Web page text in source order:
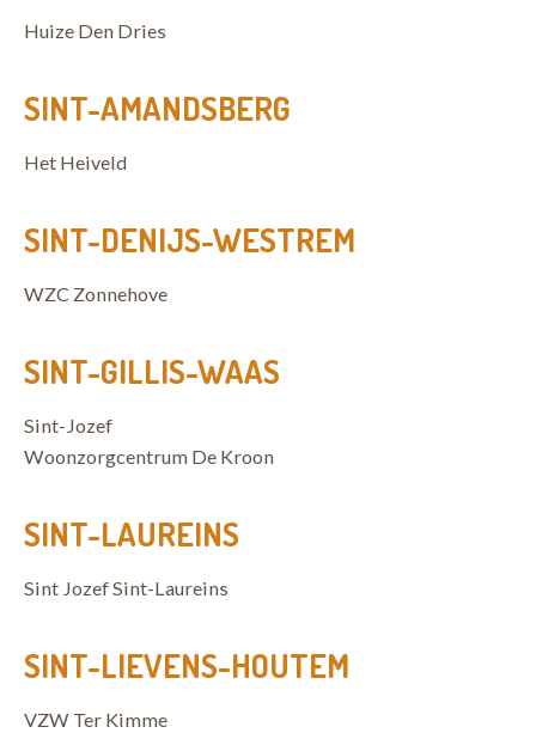
Huize Den Dries
SINT-AMANDSBERG
Het Heiveld
SINT-DENIJS-WESTREM
WZC Zonnehove
SINT-GILLIS-WAAS
Sint-Jozef
Woonzorgcentrum De Kroon
SINT-LAUREINS
Sint Jozef Sint-Laureins
SINT-LIEVENS-HOUTEM
VZW Ter Kimme